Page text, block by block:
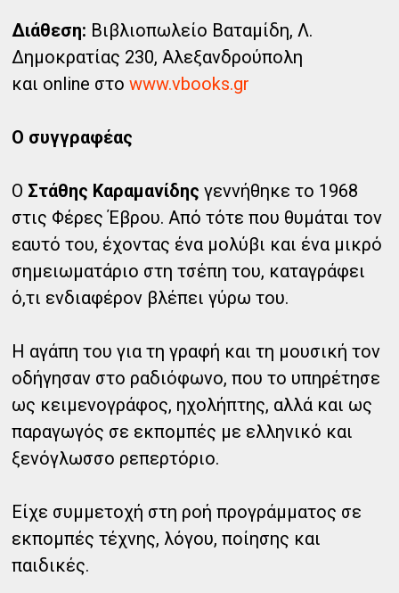
Διάθεση: Βιβλιοπωλείο Βαταμίδη, Λ.
Δημοκρατίας 230, Αλεξανδρούπολη
και online στοwww.vbooks.gr
Ο συγγραφέας
ΟΣτάθης Καραμανίδης γεννήθηκε το 1968
στις Φέρες Έβρου. Από τότε που θυμάται τον
εαυτό του, έχοντας ένα μολύβι και ένα μικρό
σημειωματάριο στη τσέπη του, καταγράφει
ό,τι ενδιαφέρον βλέπει γύρω του.
Η αγάπη του για τη γραφή και τη μουσική τον
οδήγησαν στο ραδιόφωνο, που το υπηρέτησε
ως κειμενογράφος, ηχολήπτης, αλλά και ως
παραγωγός σε εκπομπές με ελληνικό και
ξενόγλωσσο ρεπερτόριο.
Είχε συμμετοχή στη ροή προγράμματος σε
εκπομπές τέχνης, λόγου, ποίησης και
παιδικές.